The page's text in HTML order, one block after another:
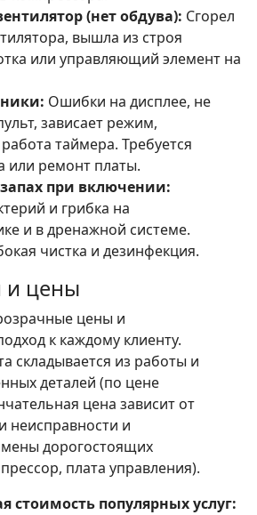
(нет обдува): Сгорел
вышла из строя
или управляющий элемент на
Ошибки на дисплее, не
зависает режим,
таймера. Требуется
или ремонт платы.
при включении:
и грибка на
и в дренажной системе.
чистка и дезинфекция.
и цены
цены и
к каждому клиенту.
складывается из работы и
деталей (по цене
цена зависит от
неисправности и
дорогостоящих
плата управления).
стоимость популярных услуг: